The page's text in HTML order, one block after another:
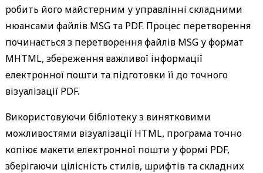
робить його майстерним у управлінні складними
нюансами файлів MSG та PDF. Процес перетворення
починається з перетворення файлів MSG у формат
MHTML, збереження важливої інформації
електронної пошти та підготовки її до точного
візуалізації PDF.
Використовуючи бібліотеку з винятковими
можливостями візуалізації HTML, програма точно
копіює макети електронної пошти у формі PDF,
зберігаючи цілісність стилів, шрифтів та складних